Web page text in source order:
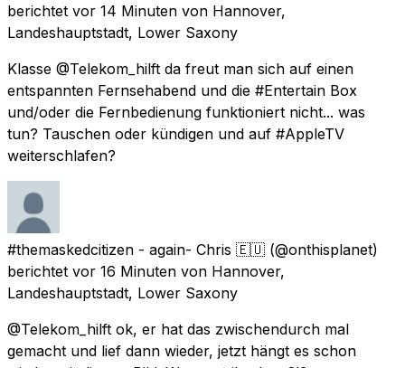
berichtet vor 14 Minuten von Hannover,
Landeshauptstadt, Lower Saxony
Klasse @Telekom_hilft da freut man sich auf einen
entspannten Fernsehabend und die #Entertain Box
und/oder die Fernbedienung funktioniert nicht... was
tun? Tauschen oder kündigen und auf #AppleTV
weiterschlafen?
#themaskedcitizen - again- Chris 🇪🇺 (@onthisplanet)
berichtet vor 16 Minuten von Hannover,
Landeshauptstadt, Lower Saxony
@Telekom_hilft ok, er hat das zwischendurch mal
gemacht und lief dann wieder, jetzt hängt es schon